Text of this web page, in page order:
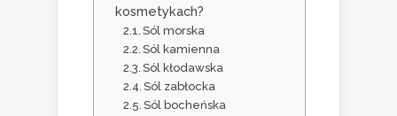
kosmetykach?
Sól morska
Sól kamienna
Sól kłodawska
Sól zabłocka
Sól bocheńska